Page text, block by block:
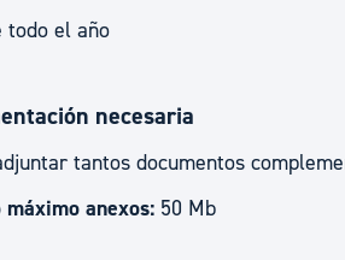
todo el año
necesaria
tantos documentos
máximo anexos: 50 Mb